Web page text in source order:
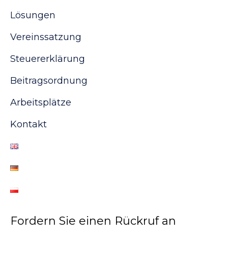
Lösungen
Vereinssatzung
Steuererklärung
Beitragsordnung
Arbeitsplätze
Kontakt
Fordern Sie einen Rückruf an